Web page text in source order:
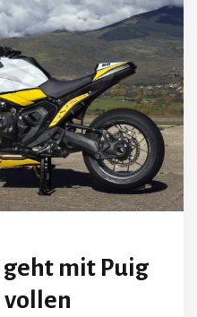
geht mit Puig
vollen